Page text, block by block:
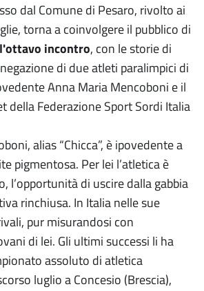
dal Comune di Pesaro, rivolto ai
torna a coinvolgere il pubblico di
incontro, con le storie di
di due atleti paralimpici di
Anna Maria Mencoboni e il
della Federazione Sport Sordi Italia
alias “Chicca”, è ipovedente a
pigmentosa. Per lei l’atletica è
l’opportunità di uscire dalla gabbia
rinchiusa. In Italia nelle sue
pur misurandosi con
di lei. Gli ultimi successi li ha
assoluto di atletica
luglio a Concesio (Brescia),